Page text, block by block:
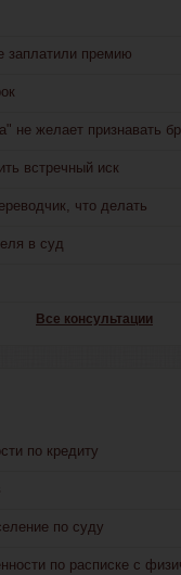
заплатили премию
не желает признавать
встречный иск
что делать
в суд
Все консультации
по кредиту
по суду
по расписке с